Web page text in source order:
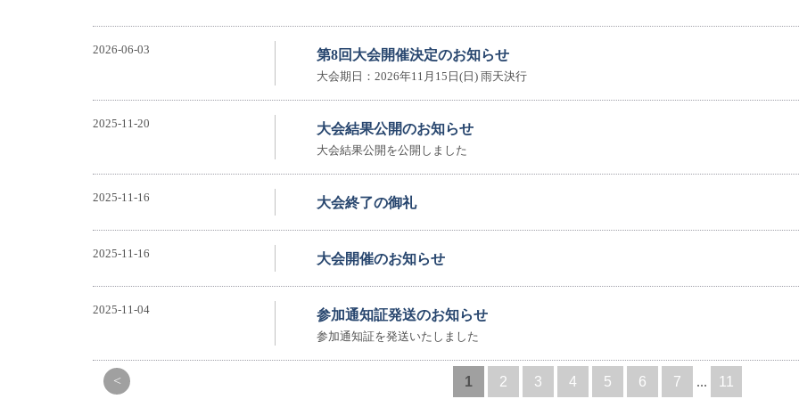
2026-06-03 第8回大会開催決定のお知らせ
大会期日：2026年11月15日(日) 雨天決行
2025-11-20 大会結果公開のお知らせ
大会結果公開を公開しました
2025-11-16 大会終了の御礼
2025-11-16 大会開催のお知らせ
2025-11-04 参加通知証発送のお知らせ
参加通知証を発送いたしました
< 1 2 3 4 5 6 7 ... 11